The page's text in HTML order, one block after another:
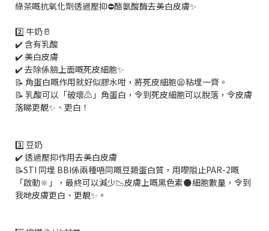
綠茶嘅抗氧化劑透過壓抑⛔️酪氨酸酶去美白皮膚✨
2️⃣ 牛奶🥛
✔️ 含有乳酸
✔️ 美白皮膚
✔️ 去除係臉上面嘅死皮細胞✨
📝 角蛋白嘅作用就好似膠水咁，將死皮細胞😫粘埋一齊。
📝 乳酸可以「破壞⚠️」角蛋白，令到死皮細胞可以脫落，令皮膚
落睇更靚✨、更白！
3️⃣ 豆奶
✔️ 透過壓抑作用去美白皮膚
📝STI 同埋 BBI係兩種唔同嘅豆類蛋白質，用嚟阻止PAR-2嘅
「啟動🔆」，最終可以減少📉皮膚上嘅黑色素🌑細胞數量，令到
我哋皮膚更白、更靚✨。